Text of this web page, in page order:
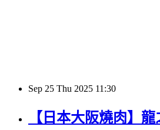
Sep 25 Thu 2025 11:30
【日本大阪燒肉】